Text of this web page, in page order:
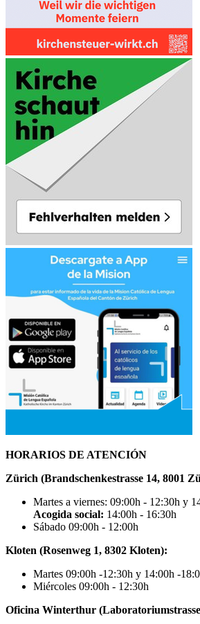
HORARIOS DE ATENCIÓN
Zürich (Brandschenkestrasse 14, 8001
Martes a viernes: 09:00h - 12:30h y
Acogida social: 14:00h - 16:30h
Sábado 09:00h - 12:00h
Kloten (Rosenweg 1, 8302 Kloten):
Martes 09:00h -12:30h y 14:00h -
Miércoles 09:00h - 12:30h
Oficina Winterthur